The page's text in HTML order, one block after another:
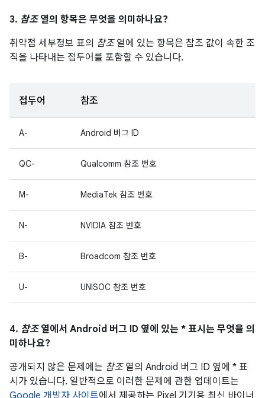
3. 참조열의 항목은 무엇을 의미하나요?
취약점 세부정보 표의 참조열에 있는 항목은 참조 값이 속한 조
직을 나타내는 접두어를 포함할 수 있습니다.
접두어 참조
A- Android 버그 ID
QC- Qualcomm 참조 번호
M- MediaTek 참조 번호
N- NVIDIA 참조 번호
B- Broadcom 참조 번호
U- UNISOC 참조 번호
4. 참조열에서 Android 버그 ID 옆에 있는 * 표시는 무엇을 의
미하나요?
공개되지 않은 문제에는 참조열의 Android 버그 ID 옆에 * 표
시가 있습니다. 일반적으로 이러한 문제에 관한 업데이트는
Google 개발자 사이트에서 제공하는 Pixel 기기용 최신 바이너